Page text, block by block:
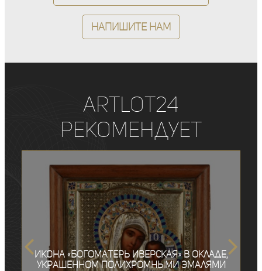
Напишите нам
ArtLot24
рекомендует
Икона «Богоматерь Иверская» в окладе,
украшенном полихромными эмалями